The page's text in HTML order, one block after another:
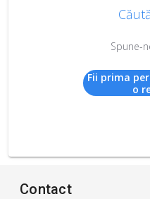
Spune-
Fii prima
o
Contact